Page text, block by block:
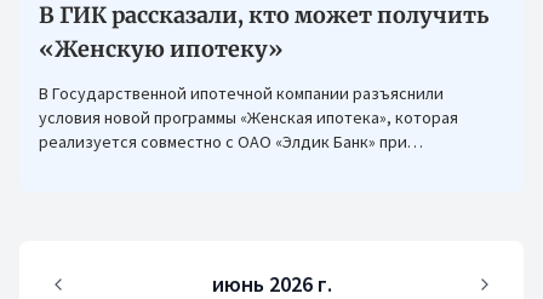
В ГИК рассказали, кто может получить
«Женскую ипотеку»
В Государственной ипотечной компании разъяснили
условия новой программы «Женская ипотека», которая
реализуется совместно с ОАО «Элдик Банк» при
июнь 2026 г.